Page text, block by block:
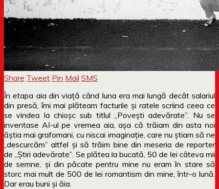
Share Tweet Pin Mail SMS
În etapa aia din viață când luna era mai lungă decât salariul
din presă, îmi mai plăteam facturile și ratele scriind ceea ce
se vindea la chioșc sub titlul „Povești adevărate”. Nu se
inventase AI-ul pe vremea aia, așa că trăiam din asta noi
ăștia mai grafomani, cu niscai imaginație, care nu știam să ne
„descurcăm” altfel și să trăim bine din meseria de reporter
de „Știri adevărate”. Se plătea la bucată, 50 de lei câteva mii
de semne, și din păcate pentru mine nu eram în stare să
storc mai mult de 500 de lei romantism din mine, într-o lună.
Dar erau buni și ăia.